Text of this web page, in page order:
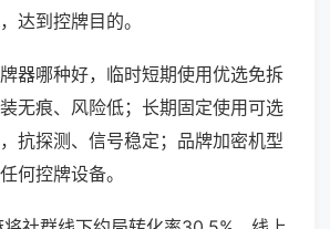
达到控牌目的。
器哪种好，临时短期使用优选免拆
无痕、风险低；长期固定使用可选
抗探测、信号稳定；品牌加密机型
何控牌设备。